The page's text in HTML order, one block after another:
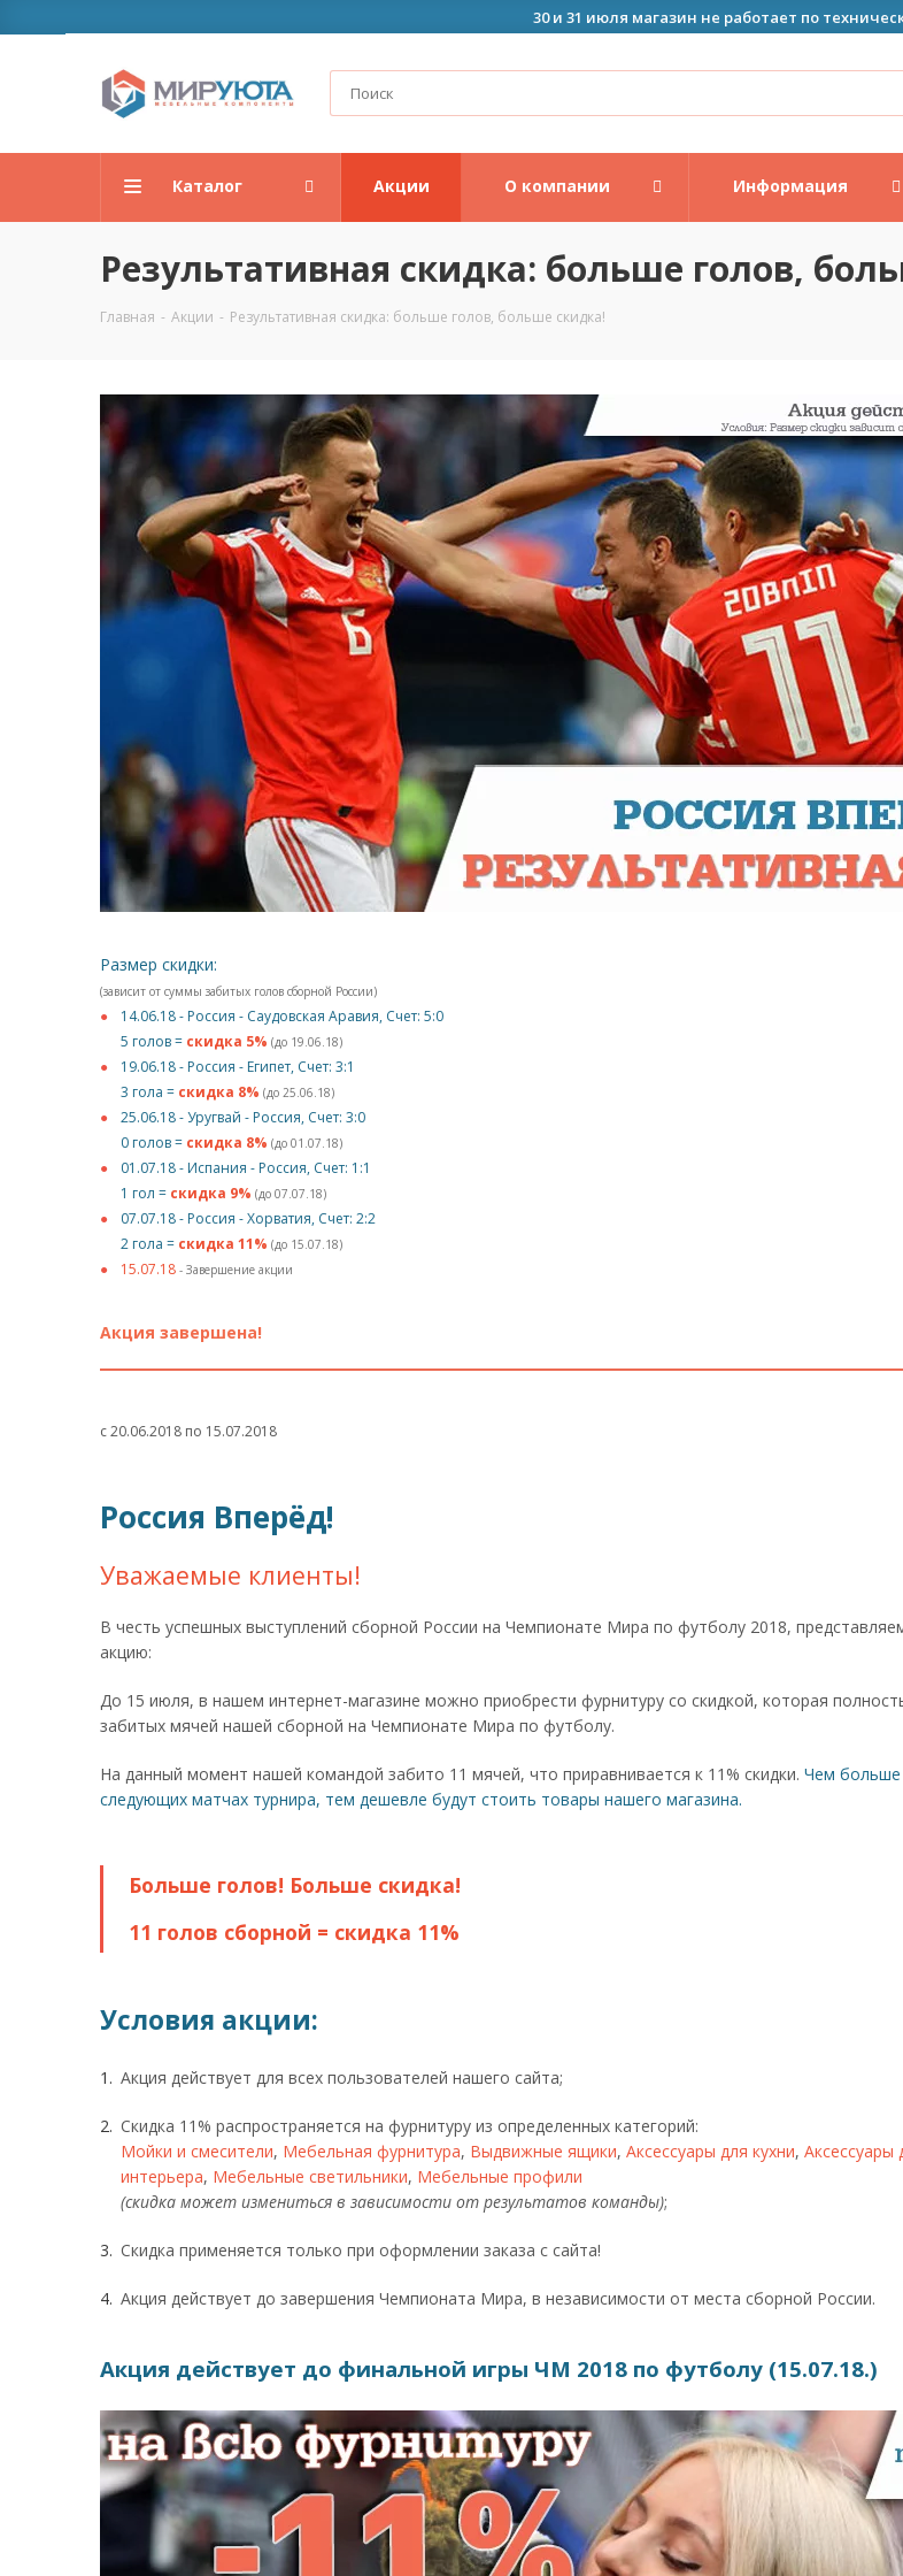
30 и 31 июля магазин не работает по
Каталог Акции О компании Информация
Результативная скидка: больше голов,
Главная - Акции - Результативная скидка: больше голов, больше скидка!
Размер скидки:
(зависит от суммы забитых голов сборной России)
14.06.18 - Россия - Саудовская Аравия, Счет: 5:0
5 голов = скидка 5% (до 19.06.18)
19.06.18 - Россия - Египет, Счет: 3:1
3 гола = скидка 8% (до 25.06.18)
25.06.18 - Уругвай - Россия, Счет: 3:0
0 голов = скидка 8% (до 01.07.18)
01.07.18 - Испания - Россия, Счет: 1:1
1 гол = скидка 9% (до 07.07.18)
07.07.18 - Россия - Хорватия, Счет: 2:2
2 гола = скидка 11% (до 15.07.18)
15.07.18 - Завершение акции
Акция завершена!
с 20.06.2018 по 15.07.2018
Россия Вперёд!
Уважаемые клиенты!
В честь успешных выступлений сборной России на Чемпионате Мира по футболу 2018,
акцию:
До 15 июля, в нашем интернет-магазине можно приобрести фурнитуру со скидкой, которая
забитых мячей нашей сборной на Чемпионате Мира по футболу.
На данный момент нашей командой забито 11 мячей, что приравнивается к 11% скидки. Чем больше
следующих матчах турнира, тем дешевле будут стоить товары нашего магазина.
Больше голов! Больше скидка!
11 голов сборной = скидка 11%
Условия акции:
Акция действует для всех пользователей нашего сайта;
Скидка 11% распространяется на фурнитуру из определенных категорий:
Мойки и смесители, Мебельная фурнитура, Выдвижные ящики, Аксессуары для кухни, Аксессуары
интерьера, Мебельные светильники, Мебельные профили
(скидка может измениться в зависимости от результатов команды);
Скидка применяется только при оформлении заказа с сайта!
Акция действует до завершения Чемпионата Мира, в независимости от места сборной России.
Акция действует до финальной игры ЧМ 2018 по футболу (15.07.18.)